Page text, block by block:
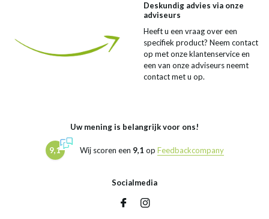
Deskundig advies via onze
adviseurs
Heeft u een vraag over een
specifiek product? Neem contact
op met onze klantenservice en
een van onze adviseurs neemt
contact met u op.
Uw mening is belangrijk voor ons!
9,1 Wij scoren een 9,1 op Feedbackcompany
Socialmedia